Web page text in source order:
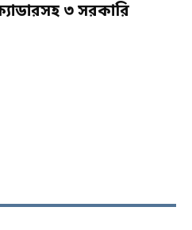
৩ সরকারি